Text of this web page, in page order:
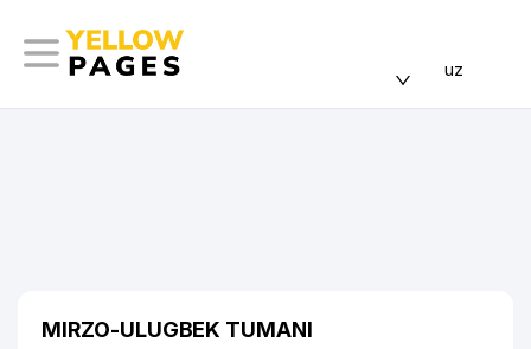
uz
MIRZO-ULUGBEK TUMANI